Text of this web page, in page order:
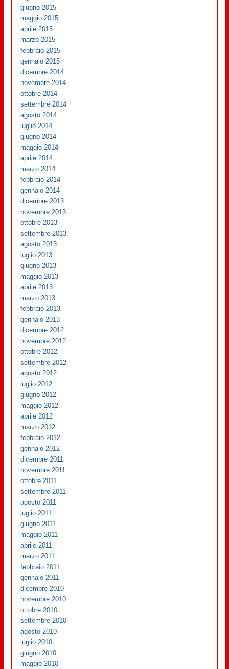
giugno 2015
maggio 2015
aprile 2015
marzo 2015
febbraio 2015
gennaio 2015
dicembre 2014
novembre 2014
ottobre 2014
settembre 2014
agosto 2014
luglio 2014
giugno 2014
maggio 2014
aprile 2014
marzo 2014
febbraio 2014
gennaio 2014
dicembre 2013
novembre 2013
ottobre 2013
settembre 2013
agosto 2013
luglio 2013
giugno 2013
maggio 2013
aprile 2013
marzo 2013
febbraio 2013
gennaio 2013
dicembre 2012
novembre 2012
ottobre 2012
settembre 2012
agosto 2012
luglio 2012
giugno 2012
maggio 2012
aprile 2012
marzo 2012
febbraio 2012
gennaio 2012
dicembre 2011
novembre 2011
ottobre 2011
settembre 2011
agosto 2011
luglio 2011
giugno 2011
maggio 2011
aprile 2011
marzo 2011
febbraio 2011
gennaio 2011
dicembre 2010
novembre 2010
ottobre 2010
settembre 2010
agosto 2010
luglio 2010
giugno 2010
maggio 2010